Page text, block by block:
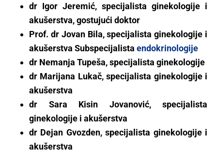
dr Igor Jeremić, specijalista ginekologije i
akušerstva, gostujući doktor
Prof. dr Jovan Bila, specijalista ginekologije i
akušerstva Subspecijalista endokrinologije
dr Nemanja Tupeša, specijalista ginekologije
dr Marijana Lukač, specijalista ginekologije i
akušerstva
dr Sara Kisin Jovanović, specijalista
ginekologije i akušerstva
dr Dejan Gvozden, specijalista ginekologije i
akušerstva